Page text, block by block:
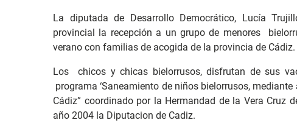
La diputada de Desarrollo Democrático, Lucía
provincial la recepción a un grupo de menores
verano con familias de acogida de la provincia de Cádiz.
Los chicos y chicas bielorrusos, disfrutan de sus
programa ‘Saneamiento de niños bielorrusos,
Cádiz” coordinado por la Hermandad de la Vera Cruz
año 2004 la Diputacion de Cadiz.